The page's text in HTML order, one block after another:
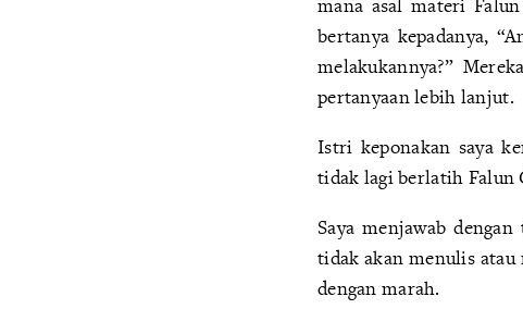
mana asal materi
bertanya kepadanya,
melakukannya?”
pertanyaan lebih lanjut.
Istri keponakan saya
tidak lagi berlatih Falun
Saya menjawab
tidak akan menulis atau
dengan marah.